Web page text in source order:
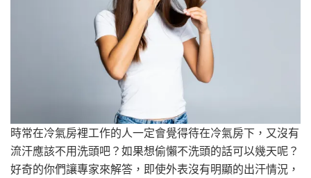
時常在冷氣房裡工作的人一定會覺得待在冷氣房下，又沒有
流汗應該不用洗頭吧？如果想偷懶不洗頭的話可以幾天呢？
好奇的你們讓專家來解答，即使外表沒有明顯的出汗情況，